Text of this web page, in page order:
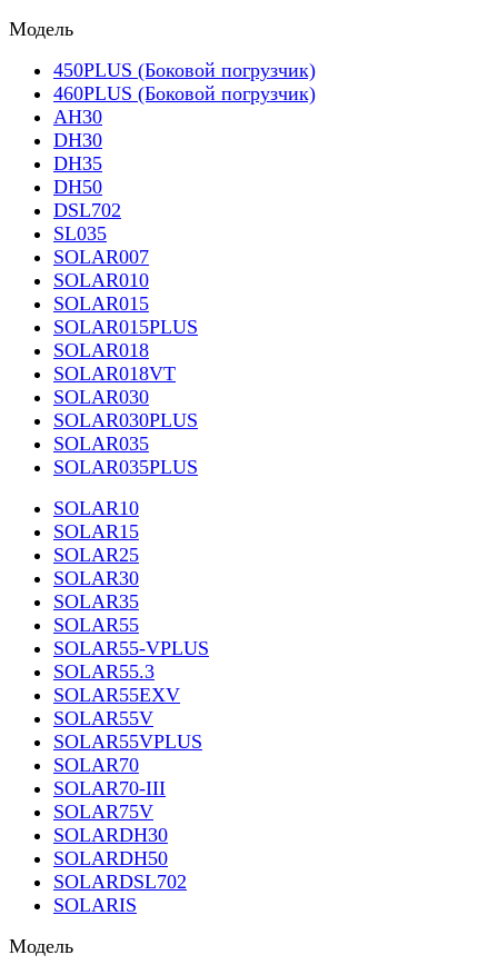
Модель
450PLUS (Боковой погрузчик)
460PLUS (Боковой погрузчик)
AH30
DH30
DH35
DH50
DSL702
SL035
SOLAR007
SOLAR010
SOLAR015
SOLAR015PLUS
SOLAR018
SOLAR018VT
SOLAR030
SOLAR030PLUS
SOLAR035
SOLAR035PLUS
SOLAR10
SOLAR15
SOLAR25
SOLAR30
SOLAR35
SOLAR55
SOLAR55-VPLUS
SOLAR55.3
SOLAR55EXV
SOLAR55V
SOLAR55VPLUS
SOLAR70
SOLAR70-III
SOLAR75V
SOLARDH30
SOLARDH50
SOLARDSL702
SOLARIS
Модель